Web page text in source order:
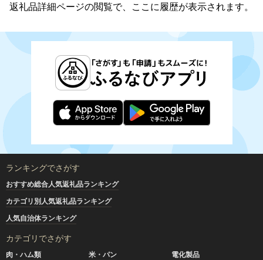
返礼品詳細ページの閲覧で、ここに履歴が表示されます。
ランキングでさがす
おすすめ総合人気返礼品ランキング
カテゴリ別人気返礼品ランキング
人気自治体ランキング
カテゴリでさがす
肉・ハム類 米・パン
電化製品